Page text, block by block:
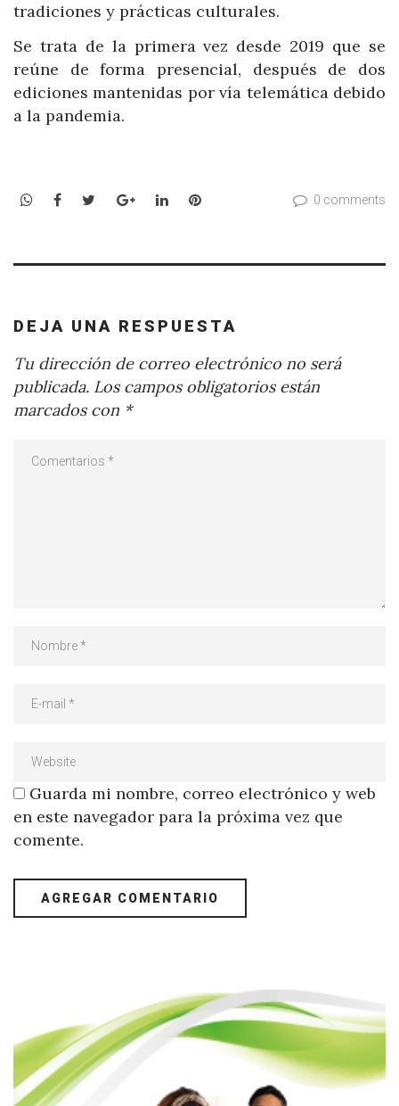
tradiciones y prácticas culturales.
Se trata de la primera vez desde 2019 que se
reúne de forma presencial, después de dos
ediciones mantenidas por vía telemática debido
a la pandemia.
WhatsApp
Facebook
TwitterGoogle+LinkedInPinterest 0 comments
DEJA UNA RESPUESTA
Tu dirección de correo electrónico no será
publicada. Los campos obligatorios están
marcados con *
Guarda mi nombre, correo electrónico y web
en este navegador para la próxima vez que
comente.